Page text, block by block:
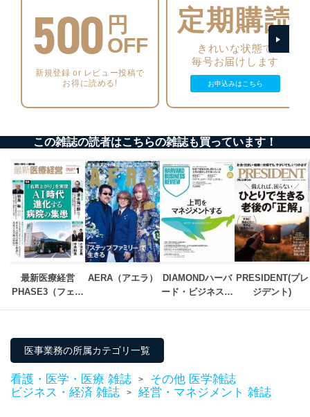
個人データを取り扱うことのできる機器及び当該
機器を取り扱う従業者を明確化し、 個人データへ
の不要なアクセスを防止しています。
アクセス者の識別と認証
機器に標準装備されているユーザー制御機能（ユ
ーザーアカウント制御）により、個人情報データ
個人データを取り扱う機器等のオペレーティング
システムを最新の状態に保持しています。
個人データを取り扱う機器等にセキュリティ対策
ソフトウェア等を導入し、自動更新 機能等の活用
により、これを最新状態としています。
情報システムの使用に伴う漏洩等の防止
メール等により個人データの含まれるファイルを
送信する場合に、当該ファイルへのパスワードを
設定しています。
個人情報保護マネジメントシステムの継続的改善
じて、個人情報保護マネジメントシステムを継続的に改
善し、常に最良の状態を維持します。
苦情及び相談受付け窓口
500 円
OFF
新規登録 or レビュー投稿で
お得に読める!
定期購読
きれいな状態で
毎号お届けします
お申込みはこちら
この雑誌の読者はこちらの雑誌も買っています！
最新医療経営
PHASE3（フェイ
AERA（アエラ）
DIAMONDハーバ
ード・ビジネス・
PRESIDENT(プレ
ジデント)
医事業務の所属カテゴリ一覧
看護・医学・医療 雑誌 >
その他 医学雑誌
ビジネス・経済 雑誌
> 経営・マネジメント 雑誌